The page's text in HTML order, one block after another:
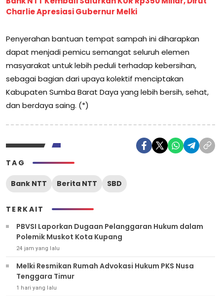
Charlie Apresiasi Gubernur Melki
Penyerahan bantuan tempat sampah ini diharapkan
dapat menjadi pemicu semangat seluruh elemen
masyarakat untuk lebih peduli terhadap kebersihan,
sebagai bagian dari upaya kolektif menciptakan
Kabupaten Sumba Barat Daya yang lebih bersih, sehat,
dan berdaya saing. (*)
TAG
Bank NTT Berita NTT SBD
TERKAIT
PBVSI Laporkan Dugaan Pelanggaran Hukum dalam
Polemik Muskot Kota Kupang
24 jam yang lalu
Melki Resmikan Rumah Advokasi Hukum PKS Nusa
Tenggara Timur
1 hari yang lalu